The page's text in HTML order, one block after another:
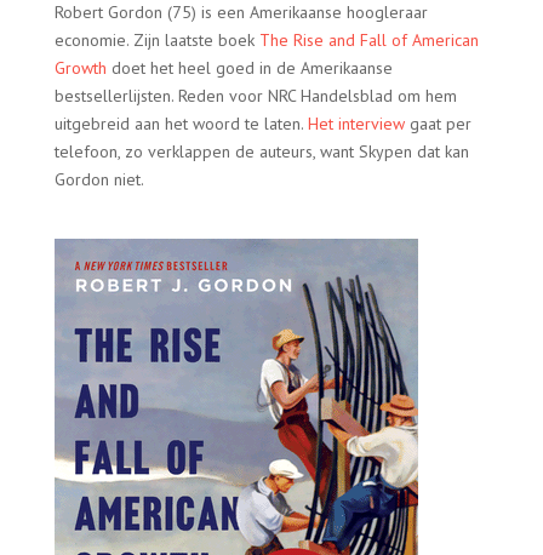
Robert Gordon (75) is een Amerikaanse hoogleraar
economie. Zijn laatste boek The Rise and Fall of American
Growth doet het heel goed in de Amerikaanse
bestsellerlijsten. Reden voor NRC Handelsblad om hem
uitgebreid aan het woord te laten.Het interviewgaat per
telefoon, zo verklappen de auteurs, want Skypen dat kan
Gordon niet.